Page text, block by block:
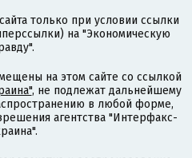
только при условии ссылки
на "Экономическую
на этом сайте со ссылкой
, не подлежат дальнейшему
в любой форме,
агентства "Интерфакс-